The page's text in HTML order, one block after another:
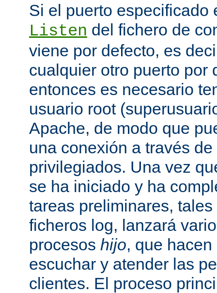
Si el puerto especificado
Listen del fichero de
viene por defecto, es
cualquier otro puerto por
entonces es necesario
usuario root
Apache, de modo que
una conexión a través
privilegiados. Una vez
se ha iniciado y ha
tareas preliminares,
ficheros log, lanzará
procesos hijo, que
escuchar y atender las
clientes. El proceso